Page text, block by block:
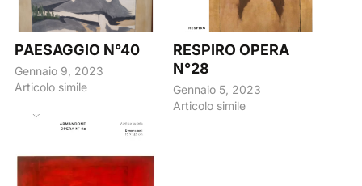
PAESAGGIO N°40
Gennaio 9, 2023
Articolo simile
RESPIRO OPERA
N°28
Gennaio 5, 2023
Articolo simile